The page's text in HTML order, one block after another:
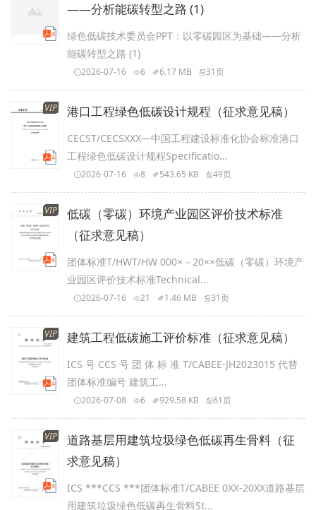
——分析能碳转型之路 (1)
绿色低碳技术委员会PPT：以零碳园区为基础——分析
能碳转型之路 (1)
2026-07-16 6 6.17 MB 31页
VIP 港口工程绿色低碳设计规程（征求意见稿）
CECST/CECSXXX—中国工程建设标准化协会标准港口
工程绿色低碳设计规程Specificatio...
2026-07-16 8 543.65 KB 49页
VIP
低碳（零碳）环境产业园区评价技术标准
（征求意见稿）
团体标准T/HWT/HW 000×－20××低碳（零碳）环境产
业园区评价技术标准Technical...
2026-07-16 21 1.46 MB 31页
VIP 建筑工程低碳施工评价标准（征求意见稿）
ICS 号 CCS 号 团 体 标 准 T/CABEE-JH2023015 代替
团体标准编号 建筑工...
2026-07-08 6 929.58 KB 61页
VIP
道路基层用建筑垃圾绿色低碳再生骨料（征
求意见稿）
ICS ***CCS ***团体标准T/CABEE 0XX-20XX道路基层
用建筑垃圾绿色低碳再生骨料St...